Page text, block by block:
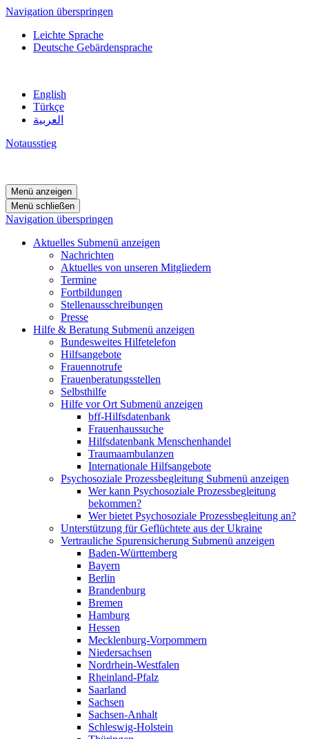
Navigation überspringen
Leichte Sprache
Deutsche Gebärdensprache
English
Türkçe
العربية
Notausstieg
Menü anzeigen
Menü schließen
Navigation überspringen
Aktuelles Submenü anzeigen
Nachrichten
Aktuelles von unseren Mitgliedern
Termine
Fortbildungen
Stellenausschreibungen
Presse
Hilfe & Beratung Submenü anzeigen
Bundesweites Hilfetelefon
Hilfsangebote
Frauennotrufe
Frauenberatungsstellen
Selbsthilfe
Hilfe vor Ort Submenü anzeigen
bff-Hilfsdatenbank
Frauenhaussuche
Hilfsdatenbank Menschenhandel
Traumaambulanzen
Internationale Hilfsangebote
Psychosoziale Prozessbegleitung Submenü anzeigen
Wer kann Psychosoziale Prozessbegleitung
bekommen?
Wer bietet Psychosoziale Prozessbegleitung an?
Unterstützung für Geflüchtete aus der Ukraine
Vertrauliche Spurensicherung Submenü anzeigen
Baden-Württemberg
Bayern
Berlin
Brandenburg
Bremen
Hamburg
Hessen
Mecklenburg-Vorpommern
Niedersachsen
Nordrhein-Westfalen
Rheinland-Pfalz
Saarland
Sachsen
Sachsen-Anhalt
Schleswig-Holstein